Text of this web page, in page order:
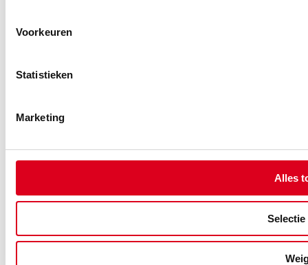
Voorkeuren
Statistieken
Marketing
Alles
Selectie